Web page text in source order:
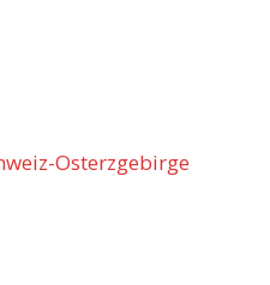
Osterzgebirge